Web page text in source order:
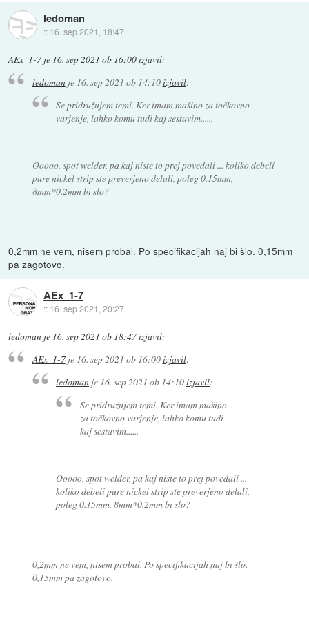
ledoman
:: 16. sep 2021, 18:47
AEx_1-7 je 16. sep 2021 ob 16:00izjavil:
ledomanje 16. sep 2021 ob 14:10izjavil:
Se pridružujem temi. Ker imam mašino za točkovno
varjenje, lahko komu tudi kaj sestavim......
Ooooo, spot welder, pa kaj niste to prej povedali ... koliko debeli
pure nickel strip ste preverjeno delali, poleg 0.15mm,
8mm*0.2mm bi slo?
0,2mm ne vem, nisem probal. Po specifikacijah naj bi šlo. 0,15mm
pa zagotovo.
AEx_1-7
:: 16. sep 2021, 20:27
ledoman je 16. sep 2021 ob 18:47izjavil:
AEx_1-7je 16. sep 2021 ob 16:00izjavil:
ledoman je 16. sep 2021 ob 14:10izjavil:
Se pridružujem temi. Ker imam mašino
za točkovno varjenje, lahko komu tudi
kaj sestavim......
Ooooo, spot welder, pa kaj niste to prej povedali ...
koliko debeli pure nickel strip ste preverjeno delali,
poleg 0.15mm, 8mm*0.2mm bi slo?
0,2mm ne vem, nisem probal. Po specifikacijah naj bi šlo.
0,15mm pa zagotovo.